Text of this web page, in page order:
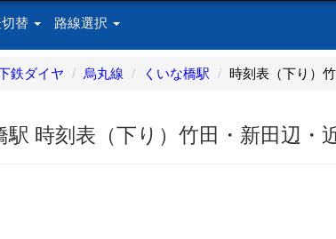
替 路線選択
鉄ダイヤ 烏丸線 くいな橋駅 時刻表（下り）
駅 時刻表（下り）竹田・新田辺・